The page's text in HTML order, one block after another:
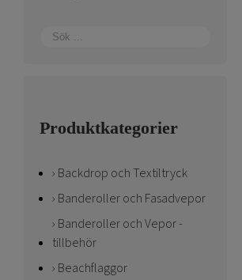
Produktkategorier
Backdrop och Textiltryck
Banderoller och Fasadvepor
Banderoller och Vepor -
tillbehör
Beachflaggor